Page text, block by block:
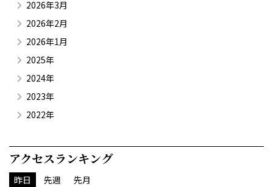
2026年3月
2026年2月
2026年1月
2025年
2024年
2023年
2022年
アクセスランキング
昨日 先週 先月